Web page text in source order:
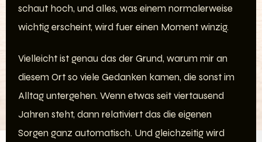
schaut hoch, und alles, was einem normalerweise
wichtig erscheint, wird fuer einen Moment winzig.
Vielleicht ist genau das der Grund, warum mir an
diesem Ort so viele Gedanken kamen, die sonst im
Alltag untergehen. Wenn etwas seit viertausend
Jahren steht, dann relativiert das die eigenen
Sorgen ganz automatisch. Und gleichzeitig wird